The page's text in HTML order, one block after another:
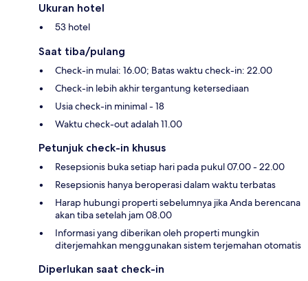
Ukuran hotel
53 hotel
Saat tiba/pulang
Check-in mulai: 16.00; Batas waktu check-in: 22.00
Check-in lebih akhir tergantung ketersediaan
Usia check-in minimal - 18
Waktu check-out adalah 11.00
Petunjuk check-in khusus
Resepsionis buka setiap hari pada pukul 07.00 - 22.00
Resepsionis hanya beroperasi dalam waktu terbatas
Harap hubungi properti sebelumnya jika Anda berencana
akan tiba setelah jam 08.00
Informasi yang diberikan oleh properti mungkin
diterjemahkan menggunakan sistem terjemahan otomatis
Diperlukan saat check-in